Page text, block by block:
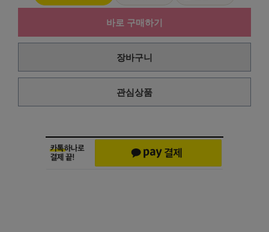
바로 구매하기
장바구니
관심상품